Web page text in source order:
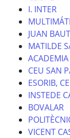
I. INTER
JUAN
MATILDE
CEU SAN
ESORIB,
INSTEDE
BOVALAR
VICENT